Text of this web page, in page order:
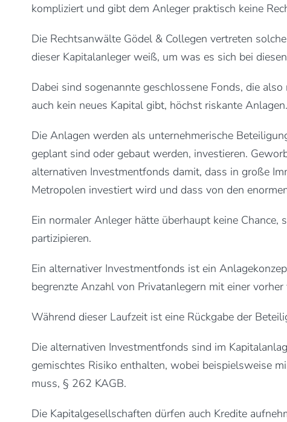
kompliziert und gibt dem Anleger praktisch keine
Die Rechtsanwälte Gödel & Collegen vertreten
dieser Kapitalanleger weiß, um was es sich bei
Dabei sind sogenannte geschlossene Fonds, die
auch kein neues Kapital gibt, höchst riskante Anlagen.
Die Anlagen werden als unternehmerische
geplant sind oder gebaut werden, investieren.
alternativen Investmentfonds damit, dass in große
Metropolen investiert wird und dass von den
Ein normaler Anleger hätte überhaupt keine
partizipieren.
Ein alternativer Investmentfonds ist ein
begrenzte Anzahl von Privatanlegern mit einer
Während dieser Laufzeit ist eine Rückgabe der
Die alternativen Investmentfonds sind im
gemischtes Risiko enthalten, wobei beispielsweise
muss, § 262 KAGB.
Die Kapitalgesellschaften dürfen auch Kredite